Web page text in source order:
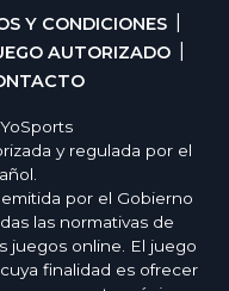
Y CONDICIONES
AUTORIZADO
y regulada por el
por el Gobierno
las normativas de
juegos online. El juego
finalidad es ofrecer